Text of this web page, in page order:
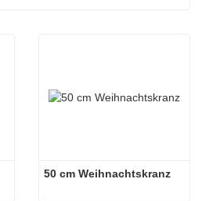
50 cm Weihnachtskranz